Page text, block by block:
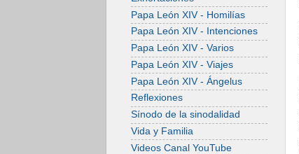
Papa León XIV - Homilías
Papa León XIV - Intenciones
Papa León XIV - Varios
Papa León XIV - Viajes
Papa León XIV - Ángelus
Reflexiones
Sínodo de la sinodalidad
Vida y Familia
Videos Canal YouTube